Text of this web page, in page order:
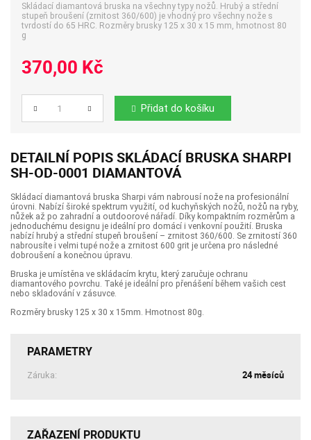
Skládací diamantová bruska na všechny typy nožů. Hrubý a střední
stupeň broušení (zrnitost 360/600) je vhodný pro všechny nože s
tvrdostí do 65 HRC. Rozměry brusky 125 x 30 x 15 mm, hmotnost 80
g
370,00 Kč
Počet Přidat do košíku
DETAILNÍ POPIS SKLÁDACÍ BRUSKA SHARPI
SH-OD-0001 DIAMANTOVÁ
Skládací diamantová bruska Sharpi vám nabrousí nože na profesionální
úrovni. Nabízí široké spektrum využití, od kuchyňských nožů, nožů na ryby,
nůžek až po zahradní a outdoorové nářadí. Díky kompaktním rozměrům a
jednoduchému designu je ideální pro domácí i venkovní použití. Bruska
nabízí hrubý a střední stupeň broušení – zrnitost 360/600. Se zrnitostí 360
nabrousíte i velmi tupé nože a zrnitost 600 grit je určena pro následné
dobroušení a konečnou úpravu.
Bruska je umístěna ve skládacím krytu, který zaručuje ochranu
diamantového povrchu. Také je ideální pro přenášení během vašich cest
nebo skladování v zásuvce.
Rozměry brusky 125 x 30 x 15mm. Hmotnost 80g.
PARAMETRY
Záruka: 24 měsíců
ZAŘAZENÍ PRODUKTU